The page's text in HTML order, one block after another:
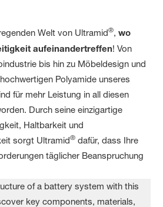
Welt von Ultramid®,wo
aufeinandertreffen! Von
bis hin zu Möbeldesign und
Polyamide unseres
für mehr Leistung in all diesen
Durch seine einzigartige
Haltbarkeit und
sorgt Ultramid® dafür, dass Ihre
täglicher Beanspruchung